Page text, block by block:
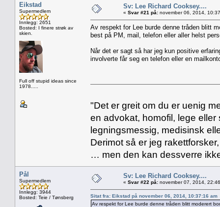
Eikstad
Supermedlem
Innlegg: 2651
Bosted: I finere strøk av
skien.
Full off stupid ideas since
1978.....
Sv: Lee Richard Cooksey....
« Svar #21 på: november 06, 2014,
Av respekt for Lee burde denne tråden blitt
best på PM, mail, telefon eller aller helst
Når det er sagt så har jeg kun positive
involverte får seg en telefon eller en
"Det er greit om du er uenig
en advokat, homofil, lege
legningsmessig, medisinsk
Derimot så er jeg
… men den kan dessverre
Pål
Supermedlem
Innlegg: 3944
Bosted: Teie / Tønsberg
Sv: Lee Richard Cooksey....
« Svar #22 på: november 07, 2014,
Sitat fra: Eikstad på november 06, 2014, 10:37:16 am
Av respekt for Lee burde denne tråden blitt moderert